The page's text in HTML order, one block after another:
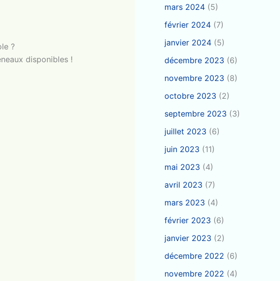
?
disponibles !
mars 2024 (5)
février 2024 (7)
janvier 2024 (5)
décembre 2023 (6)
novembre 2023 (8)
octobre 2023 (2)
septembre 2023 (3)
juillet 2023 (6)
juin 2023 (11)
mai 2023 (4)
avril 2023 (7)
mars 2023 (4)
février 2023 (6)
janvier 2023 (2)
décembre 2022 (6)
novembre 2022 (4)